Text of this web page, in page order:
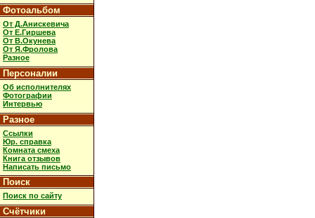
Фотоальбом
От Д.Анискевича
От Е.Гиршева
От В.Окунева
От Я.Фролова
Разное
Персоналии
Об исполнителях
Фотографии
Интервью
Разное
Ссылки
Юр. справка
Комната смеха
Книга отзывов
Написать письмо
Поиск
Поиск по сайту
Счётчики